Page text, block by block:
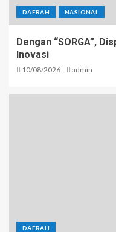
DAERAH NASIONAL
Dengan “SORGA”,
Inovasi
10/08/2026 admin
DAERAH